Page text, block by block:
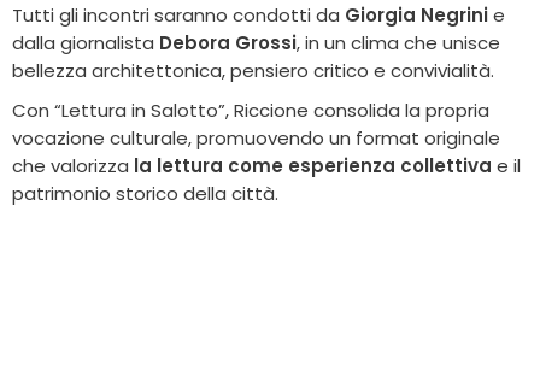
Tutti gli incontri saranno condotti da Giorgia Negrinie
dalla giornalista Debora Grossi, in un clima che unisce
bellezza architettonica, pensiero critico e convivialità.
Con “Lettura in Salotto”, Riccione consolida la propria
vocazione culturale, promuovendo un format originale
che valorizza la lettura come esperienza collettiva e il
patrimonio storico della città.